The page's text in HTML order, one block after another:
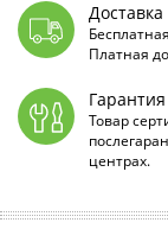
Платная
Товар
центрах.